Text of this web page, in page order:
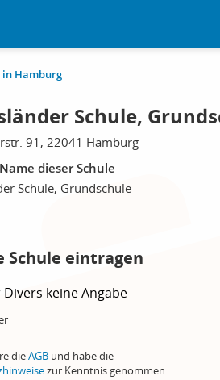
in Hamburg
Schule,
91, 22041 Hamburg
dieser Schule
Schule, Grundschule
Schule eintragen
Divers keine Angabe
dieAGB und habe die
zur Kenntnis genommen.